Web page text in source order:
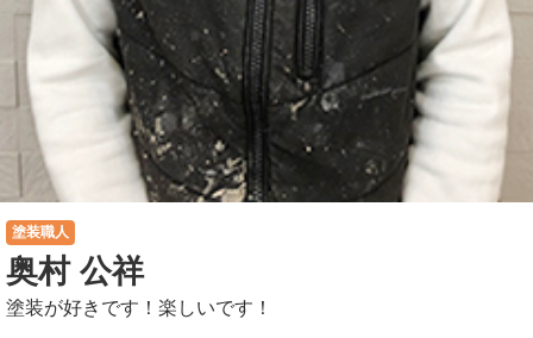
塗装職人
奥村 公祥
塗装が好きです！楽しいです！